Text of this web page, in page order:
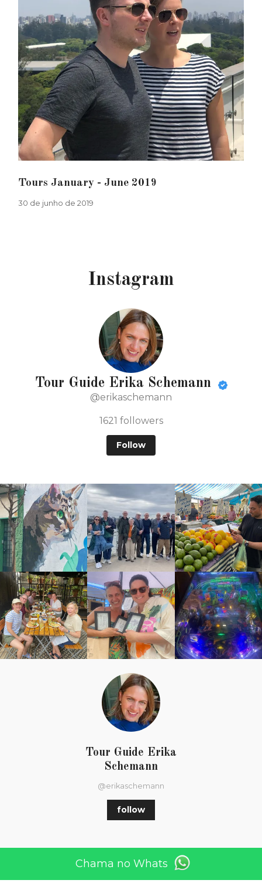
Tours January - June 2019
30 de junho de 2019
Instagram
Tour Guide Erika Schemann
@erikaschemann
1621 followers
Follow
Tour Guide Erika
Schemann
@erikaschemann
follow
Home
Sobre
Chama no Whats